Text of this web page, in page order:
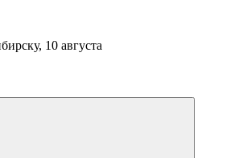
10 августа